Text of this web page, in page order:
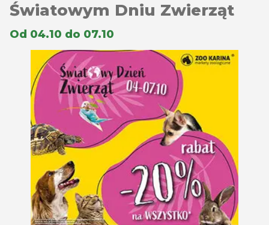
Światowym Dniu Zwierząt
Od 04.10 do 07.10